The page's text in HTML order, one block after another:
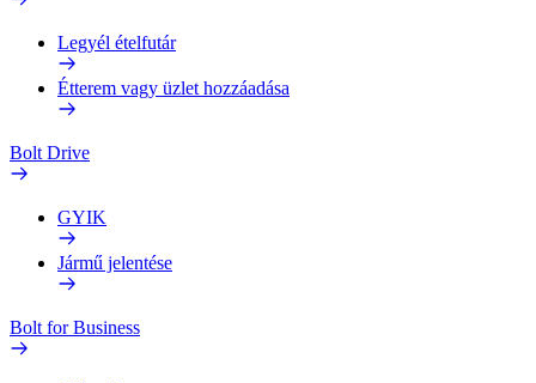
Legyél ételfutár
Étterem vagy üzlet hozzáadása
Bolt Drive
GYIK
Jármű jelentése
Bolt for Business